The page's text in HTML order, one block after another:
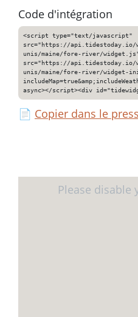
Code d'intégration
<script type="text/javascript"
src="https://
unis/maine/fore-river/
src="https://
unis/maine/fore-river/widget-
async></script><div
📄 Copier dans le